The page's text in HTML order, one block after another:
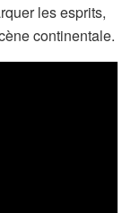
les esprits,
continentale.